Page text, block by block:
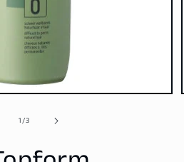
1/van
3